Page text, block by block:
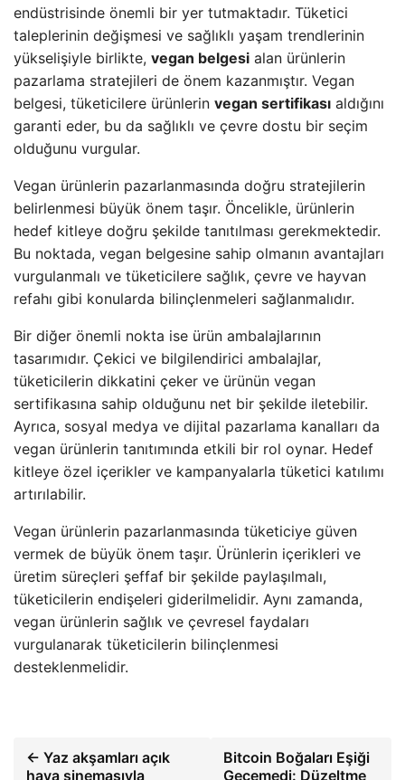
endüstrisinde önemli bir yer tutmaktadır. Tüketici
taleplerinin değişmesi ve sağlıklı yaşam trendlerinin
yükselişiyle birlikte, vegan belgesi alan ürünlerin
pazarlama stratejileri de önem kazanmıştır. Vegan
belgesi, tüketicilere ürünlerin vegan sertifikası aldığını
garanti eder, bu da sağlıklı ve çevre dostu bir seçim
olduğunu vurgular.
Vegan ürünlerin pazarlanmasında doğru stratejilerin
belirlenmesi büyük önem taşır. Öncelikle, ürünlerin
hedef kitleye doğru şekilde tanıtılması gerekmektedir.
Bu noktada, vegan belgesine sahip olmanın avantajları
vurgulanmalı ve tüketicilere sağlık, çevre ve hayvan
refahı gibi konularda bilinçlenmeleri sağlanmalıdır.
Bir diğer önemli nokta ise ürün ambalajlarının
tasarımıdır. Çekici ve bilgilendirici ambalajlar,
tüketicilerin dikkatini çeker ve ürünün vegan
sertifikasına sahip olduğunu net bir şekilde iletebilir.
Ayrıca, sosyal medya ve dijital pazarlama kanalları da
vegan ürünlerin tanıtımında etkili bir rol oynar. Hedef
kitleye özel içerikler ve kampanyalarla tüketici katılımı
artırılabilir.
Vegan ürünlerin pazarlanmasında tüketiciye güven
vermek de büyük önem taşır. Ürünlerin içerikleri ve
üretim süreçleri şeffaf bir şekilde paylaşılmalı,
tüketicilerin endişeleri giderilmelidir. Aynı zamanda,
vegan ürünlerin sağlık ve çevresel faydaları
vurgulanarak tüketicilerin bilinçlenmesi
desteklenmelidir.
← Yaz akşamları açık
hava sinemasıyla
Bitcoin Boğaları Eşiği
Geçemedi: Düzeltme